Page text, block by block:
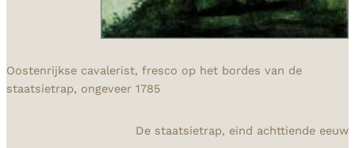
Oostenrijkse cavalerist, fresco op het bordes van de
staatsietrap, ongeveer 1785
De staatsietrap, eind achttiende eeuw